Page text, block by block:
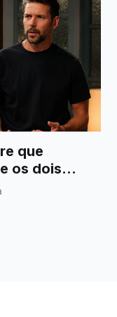
que
os dois